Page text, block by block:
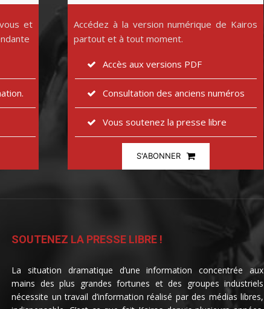
et
Accédez à la version numérique de Kairos
partout et à tout moment.
Accès aux versions PDF
Consultation des anciens numéros
Vous soutenez la presse libre
S'ABONNER
SOUTENEZ LA PRESSE LIBRE !
La situation dramatique d’une information concentrée aux
mains des plus grandes fortunes et des groupes industriels
nécessite un travail d’information réalisé par des médias libres,